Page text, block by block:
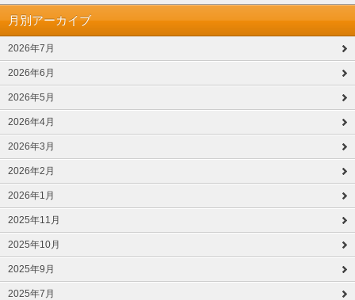
月別アーカイブ
2026年7月
2026年6月
2026年5月
2026年4月
2026年3月
2026年2月
2026年1月
2025年11月
2025年10月
2025年9月
2025年7月